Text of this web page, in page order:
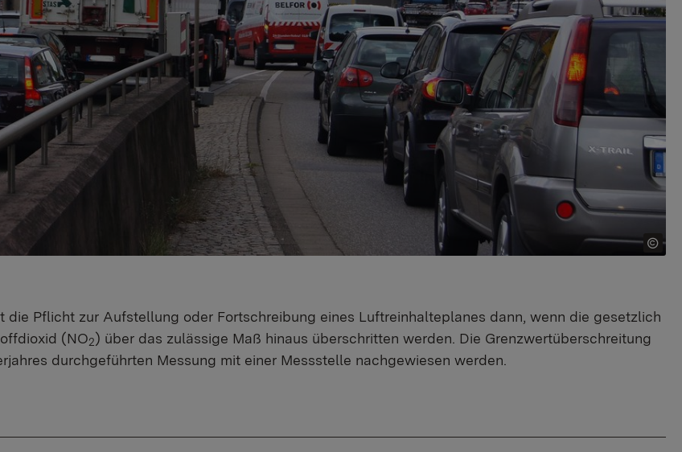
Pflicht zur Aufstellung oder Fortschreibung eines Luftreinhalteplanes dann, wenn die gesetzlich
(NO2) über das zulässige Maß hinaus überschritten werden. Die Grenzwertüberschreitung
durchgeführten Messung mit einer Messstelle nachgewiesen werden.